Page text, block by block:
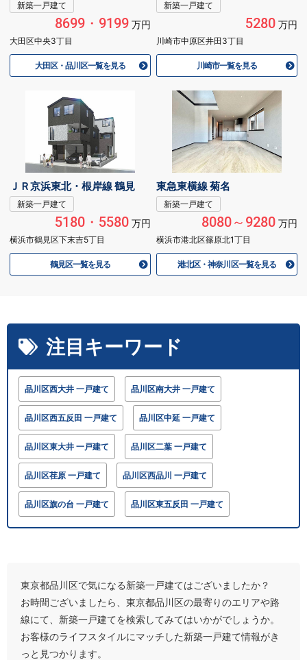
新築一戸建て
8699・9199万円
大田区中央3丁目
大田区・品川区一覧を見る
新築一戸建て
5280万円
川崎市中原区井田3丁目
川崎市一覧を見る
ＪＲ京浜東北・根岸線 鶴見
新築一戸建て
5180・5580万円
横浜市鶴見区下末吉5丁目
鶴見区一覧を見る
東急東横線 菊名
新築一戸建て
8080～9280万円
横浜市港北区篠原北1丁目
港北区・神奈川区一覧を見る
注目キーワード
品川区西大井 一戸建て 品川区南大井 一戸建て
品川区西五反田 一戸建て 品川区中延 一戸建て
品川区東大井 一戸建て 品川区二葉 一戸建て
品川区荏原 一戸建て 品川区西品川 一戸建て
品川区旗の台 一戸建て 品川区東五反田 一戸建て
東京都品川区で気になる新築一戸建てはございましたか？
お時間ございましたら、東京都品川区の最寄りのエリアや路
線にて、新築一戸建てを検索してみてはいかがでしょうか。
お客様のライフスタイルにマッチした新築一戸建て情報がき
っと見つかります。